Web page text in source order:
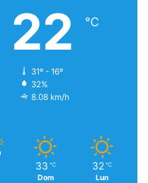
22 ℃
31º - 16º
32%
8.08 km/h
33 ℃
Dom
32 ℃
Lun